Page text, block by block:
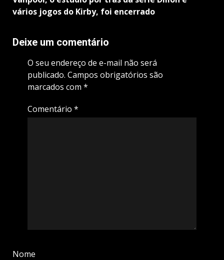
vários jogos do Kirby, foi encerrado
Deixe um comentário
O seu endereço de e-mail não será
publicado. Campos obrigatórios são
marcados com *
Comentário *
Nome